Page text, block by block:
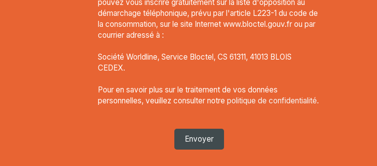
pouvez vous inscrire gratuitement sur la liste d'opposition au
démarchage téléphonique, prévu par l'article L223-1 du code de
la consommation, sur le site Internet www.bloctel.gouv.fr ou par
courrier adressé à :
Société Worldline, Service Bloctel, CS 61311, 41013 BLOIS
CEDEX.
Pour en savoir plus sur le traitement de vos données
personnelles, veuillez consulter notre politique de confidentialité.
Envoyer